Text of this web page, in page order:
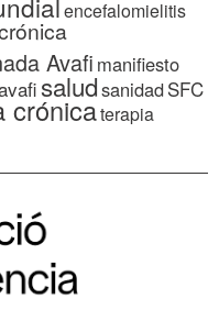
encefalomielitis
Avafi manifiesto
saludsanidadSFC
crónicaterapia